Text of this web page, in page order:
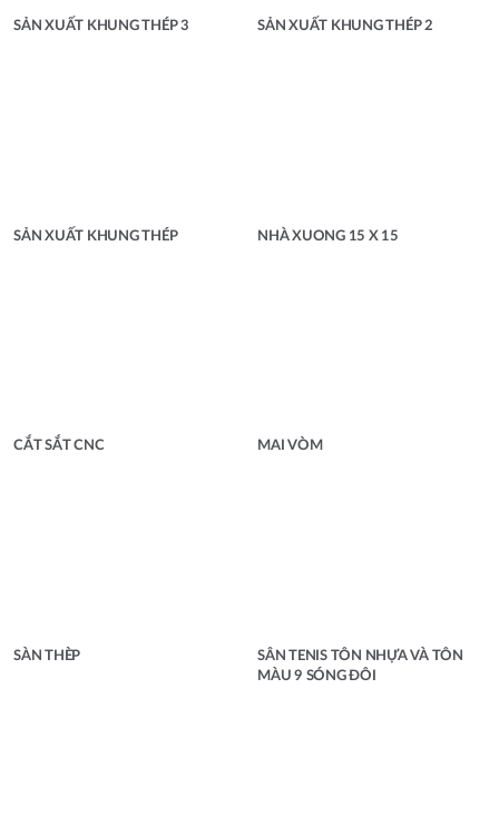
SẢN XUẤT KHUNG THÉP 3 SẢN XUẤT KHUNG THÉP 2
SẢN XUẤT KHUNG THÉP NHÀ XUONG 15 X 15
CẮT SẮT CNC MAI VÒM
SÀN THÈP
SÂN TENIS TÔN NHỰA VÀ TÔN
MÀU 9 SÓNG ĐÔI